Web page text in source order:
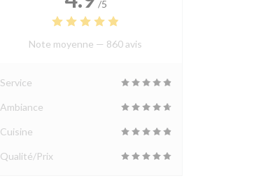
/5
Note moyenne — 860 avis
Service
Ambiance
Cuisine
Qualité/Prix